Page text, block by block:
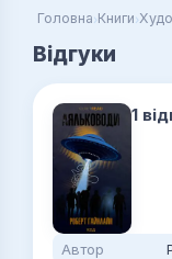
Головна›Книги›
Відгуки
1
Автор